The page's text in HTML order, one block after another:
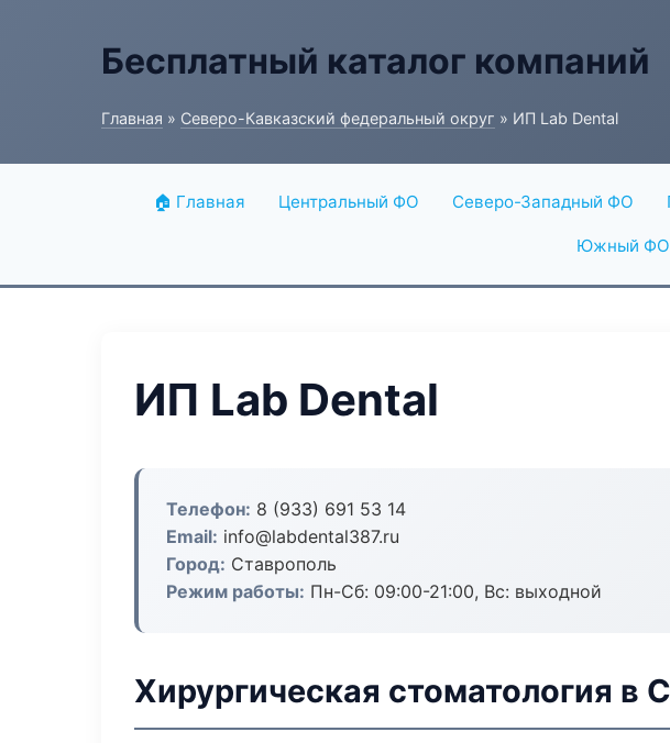
Бесплатный каталог компаний
Главная » Северо-Кавказский федеральный округ » ИП Lab Dental
🏠 Главная Центральный ФО Северо-Западный ФО
Южный ФО
ИП Lab Dental
Телефон: 8 (933) 691 53 14
Email: info@labdental387.ru
Город: Ставрополь
Режим работы: Пн-Сб: 09:00-21:00, Вс: выходной
Хирургическая стоматология в